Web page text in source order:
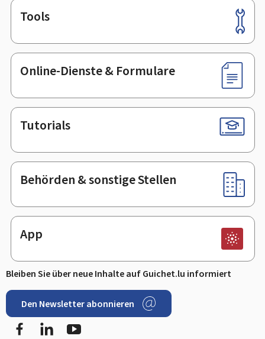
Footer
Tools
Online-Dienste & Formulare
Tutorials
Behörden & sonstige Stellen
App
Bleiben Sie über neue Inhalte auf Guichet.lu informiert
Den Newsletter abonnieren
FacebookLinkedIn